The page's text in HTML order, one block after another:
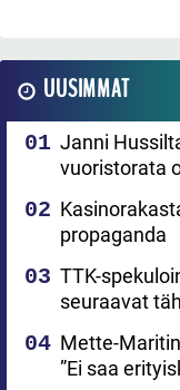
UUSIMMAT
Janni
vuoristorata
propaganda
TTK-
seuraavat
Mette-
”Ei saa